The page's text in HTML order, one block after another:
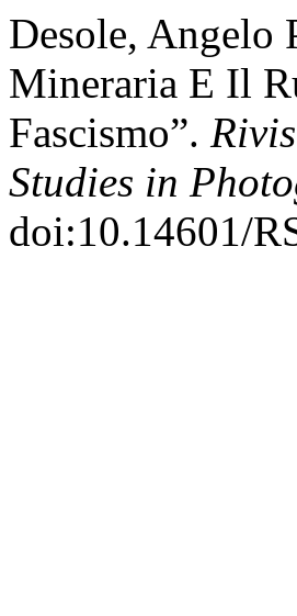
Desole, Angelo
Mineraria E Il
Fascismo”.
Studies in
doi:10.14601/